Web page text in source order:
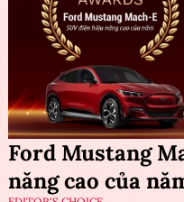
Ford Mustang
năng cao của